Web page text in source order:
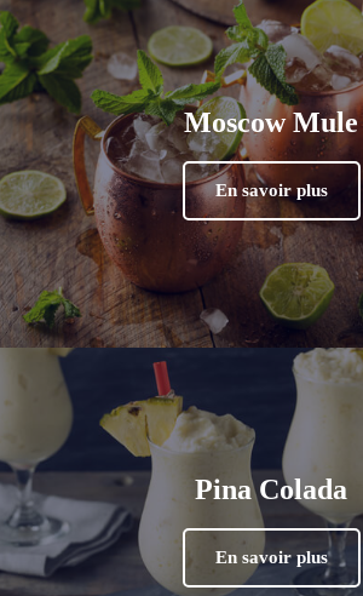
Moscow Mule
En savoir plus
Pina Colada
En savoir plus